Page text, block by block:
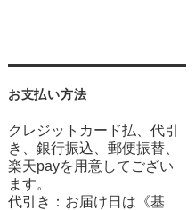
お支払い方法
クレジットカード払、代引
き、銀行振込、郵便振替、
楽天payを用意してござい
ます。
代引き：お届け日は《基